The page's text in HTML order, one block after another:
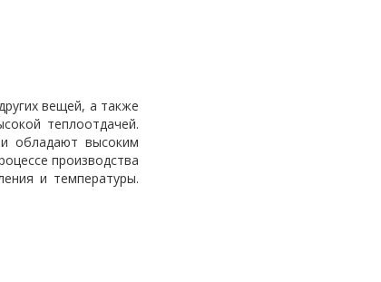
вещей, а также
теплоотдачей.
обладают высоким
производства
и температуры.